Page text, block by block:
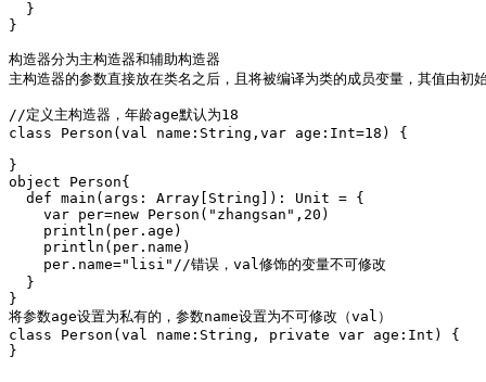
  }
}
构造器分为主构造器和辅助构造器
主构造器的参数直接放在类名之后，且将被编译为类的成员变量，其值由初
//定义主构造器，年龄age默认为18
class Person(val name:String,var age:Int=18) {
}
object Person{
  def main(args: Array[String]): Unit = {
    var per=new Person("zhangsan",20)
    println(per.age)
    println(per.name)
    per.name="lisi"//错误，val修饰的变量不可修改
  }
}
将参数age设置为私有的，参数name设置为不可修改（val）
class Person(val name:String, private var age:Int) {
}